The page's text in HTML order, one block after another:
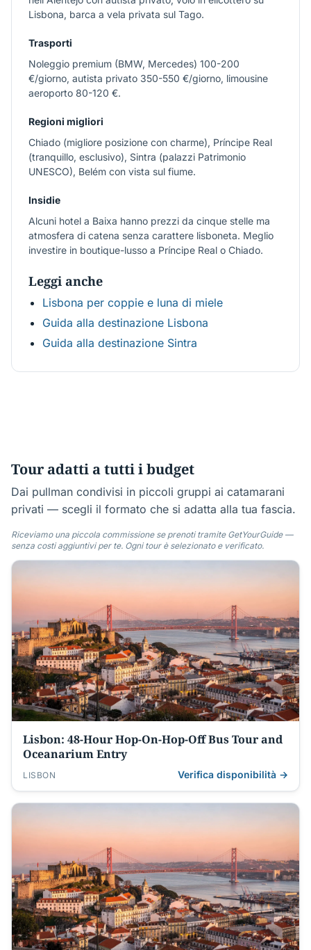
Lisbona, barca a vela privata sul Tago.
Trasporti
Noleggio premium (BMW, Mercedes) 100-200
€/giorno, autista privato 350-550 €/giorno, limousine
aeroporto 80-120 €.
Regioni migliori
Chiado (migliore posizione con charme), Príncipe Real
(tranquillo, esclusivo), Sintra (palazzi Patrimonio
UNESCO), Belém con vista sul fiume.
Insidie
Alcuni hotel a Baixa hanno prezzi da cinque stelle ma
atmosfera di catena senza carattere lisboneta. Meglio
investire in boutique-lusso a Príncipe Real o Chiado.
Leggi anche
Lisbona per coppie e luna di miele
Guida alla destinazione Lisbona
Guida alla destinazione Sintra
Tour adatti a tutti i budget
Dai pullman condivisi in piccoli gruppi ai catamarani
privati — scegli il formato che si adatta alla tua fascia.
Riceviamo una piccola commissione se prenoti tramite GetYourGuide —
senza costi aggiuntivi per te. Ogni tour è selezionato e verificato.
Lisbon: 48-Hour Hop-On-Hop-Off Bus Tour and
Oceanarium Entry
LISBON Verifica disponibilità →